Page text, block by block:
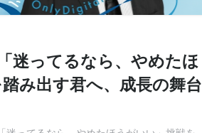
迷ってるなら、やめたほ
み出す君へ、成長の舞台